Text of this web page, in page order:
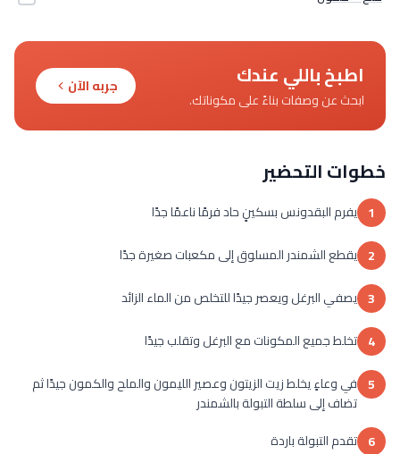
اطبخ باللي عندك
ابحث عن وصفات بناءً على مكوناتك.
جربه الآن
خطوات التحضير
1 يفرم البقدونس بسكينٍ حاد فرمًا ناعمًا جدًا
2 يقطع الشمندر المسلوق إلى مكعبات صغيرة جدًا
3 يصفي البرغل ويعصر جيدًا للتخلص من الماء الزائد
4 تخلط جميع المكونات مع البرغل وتقلب جيدًا
5 في وعاءٍ يخلط زيت الزيتون وعصير الليمون والملح والكمون جيدًا ثم
تضاف إلى سلطة التبولة بالشمندر
6 تقدم التبولة باردة